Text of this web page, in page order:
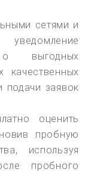
сетями и
о выгодных
качественных
подачи заявок
оценить
пробную
используя
пробного